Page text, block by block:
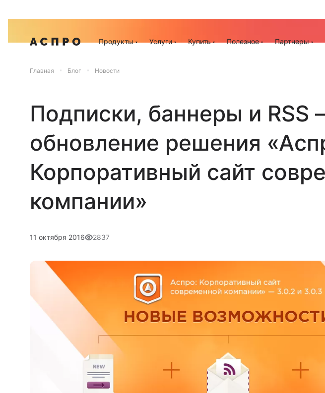
Продукты Услуги Купить Полезное Партнеры
Главная Блог Новости
Подписки, баннеры и RSS
обновление решения
Корпоративный сайт
компании»
11 октября 2016 2837